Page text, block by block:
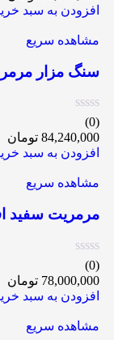
افزودن به سبد
مشاهده سریع
سنگ مزار مرمر
(0)
84,240,000 تومان
افزودن به سبد
مشاهده سریع
مرمریت سفید
(0)
78,000,000 تومان
افزودن به سبد
مشاهده سریع